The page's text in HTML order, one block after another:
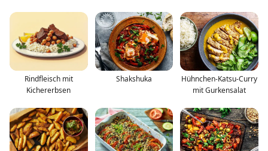
Rindfleisch mit
Kichererbsen
Shakshuka
Hühnchen-Katsu-Curry
mit Gurkensalat